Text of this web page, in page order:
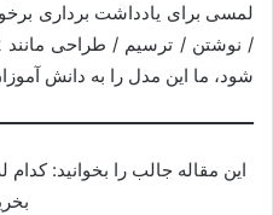
لمسی برای یادداشت برداری
شود، ما این مدل را به دانش
این مقاله جالب را بخوانید: